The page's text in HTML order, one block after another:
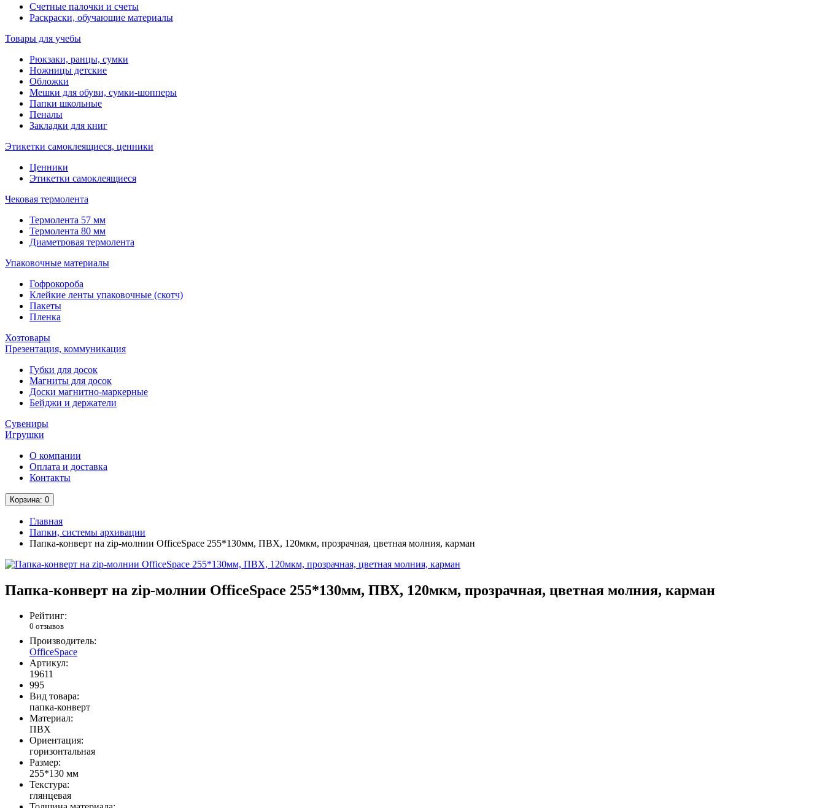
Счетные палочки и счеты
Раскраски, обучающие материалы
Товары для учебы
Рюкзаки, ранцы, сумки
Ножницы детские
Обложки
Мешки для обуви, сумки-шопперы
Папки школьные
Пеналы
Закладки для книг
Этикетки самоклеящиеся, ценники
Ценники
Этикетки самоклеящиеся
Чековая термолента
Термолента 57 мм
Термолента 80 мм
Диаметровая термолента
Упаковочные материалы
Гофрокороба
Клейкие ленты упаковочные (скотч)
Пакеты
Пленка
Хозтовары
Презентация, коммуникация
Губки для досок
Магниты для досок
Доски магнитно-маркерные
Бейджи и держатели
Сувениры
Игрушки
О компании
Оплата и доставка
Контакты
Корзина: 0
Главная
Папки, системы архивации
Папка-конверт на zip-молнии OfficeSpace 255*130мм, ПВХ, 120мкм, прозрачная, цветная молния, карман
Папка-конверт на zip-молнии OfficeSpace 255*130мм, ПВХ, 120мкм, прозрачная, цветная молния, карман
Рейтинг:
0 отзывов
Производитель:
OfficeSpace
Артикул:
19611
995
Вид товара:
папка-конверт
Материал:
ПВХ
Ориентация:
горизонтальная
Размер:
255*130 мм
Текстура:
глянцевая